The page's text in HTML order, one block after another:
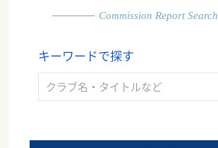
Commission Report Search
キーワードで探す